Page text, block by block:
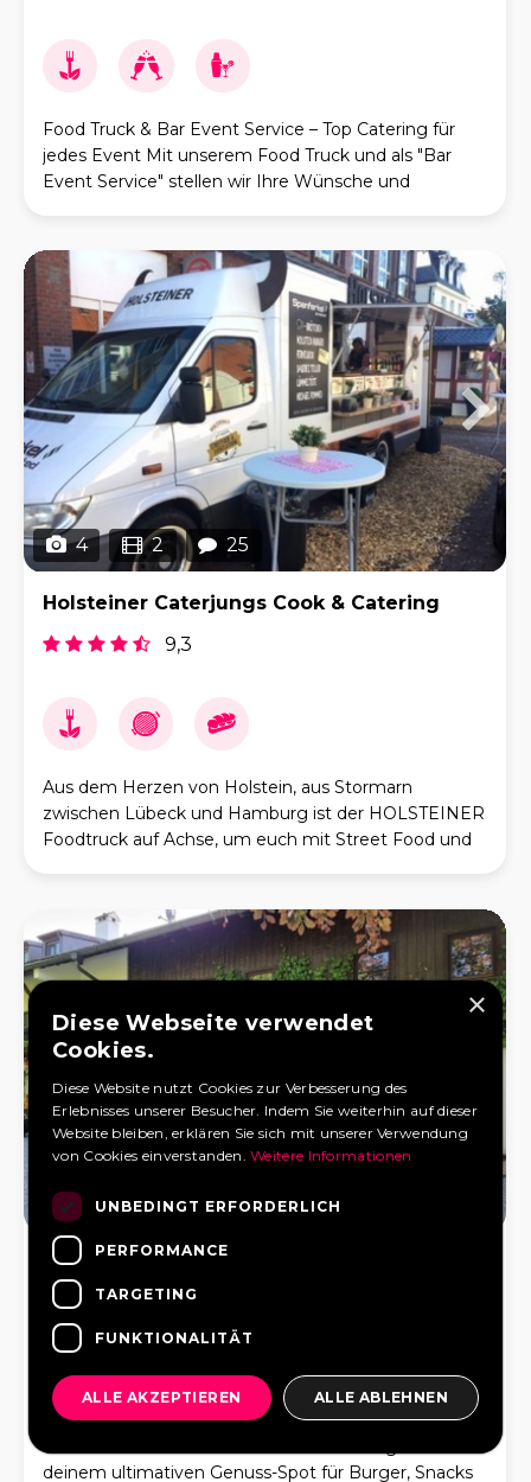
Food Truck & Bar Event Service – Top Catering für
jedes Event Mit unserem Food Truck und als "Bar
Event Service" stellen wir Ihre Wünsche und
4 2 25
Holsteiner Caterjungs Cook & Catering
9,3
Aus dem Herzen von Holstein, aus Stormarn
zwischen Lübeck und Hamburg ist der HOLSTEINER
Foodtruck auf Achse, um euch mit Street Food und
11 0 13
Da Schellenberger
10,0
deinem ultimativen Genuss-Spot für Burger, Snacks
×
Diese Webseite verwendet
Cookies.
Diese Website nutzt Cookies zur Verbesserung des
Erlebnisses unserer Besucher. Indem Sie weiterhin auf dieser
Website bleiben, erklären Sie sich mit unserer Verwendung
von Cookies einverstanden.Weitere Informationen
UNBEDINGT ERFORDERLICH
PERFORMANCE
TARGETING
FUNKTIONALITÄT
ALLE AKZEPTIEREN ALLE ABLEHNEN